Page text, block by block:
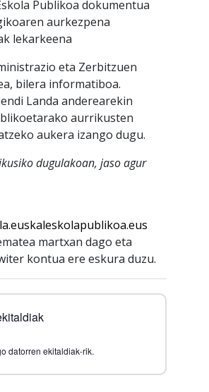
Publikoa dokumentua
aurkezpena
lekarkeena
eta Zerbitzuen
bilera informatiboa.
Landa anderearekin
aurrikusten
aukera izango dugu.
dugulakoan, jaso agur
martxan dago eta
kontua ere eskura duzu.
datorren ekitaldiak-rik.